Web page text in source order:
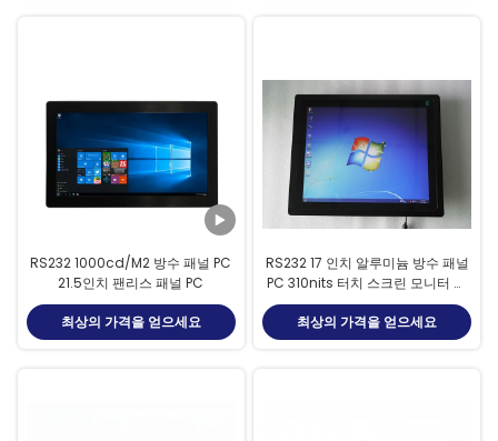
RS232 1000cd/M2 방수 패널 PC
21.5인치 팬리스 패널 PC
최상의 가격을 얻으세요
RS232 17 인치 알루미늄 방수 패널
PC 310nits 터치 스크린 모니터 컴
퓨터
최상의 가격을 얻으세요